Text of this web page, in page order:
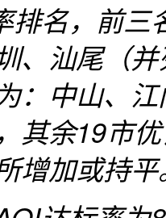
排名，前三
、汕尾（
：中山、
其余19市
增加或持平